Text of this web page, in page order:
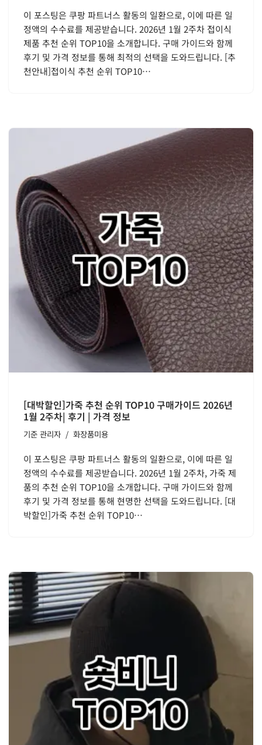
이 포스팅은 쿠팡 파트너스 활동의 일환으로, 이에 따른 일
정액의 수수료를 제공받습니다. 2026년 1월 2주차 접이식
제품 추천 순위 TOP10을 소개합니다. 구매 가이드와 함께
후기 및 가격 정보를 통해 최적의 선택을 도와드립니다. [추
천안내]접이식 추천 순위 TOP10…
[대박할인]가죽 추천 순위 TOP10 구매가이드 2026년
1월 2주차| 후기 | 가격 정보
기준 관리자 화장품미용
이 포스팅은 쿠팡 파트너스 활동의 일환으로, 이에 따른 일
정액의 수수료를 제공받습니다. 2026년 1월 2주차, 가죽 제
품의 추천 순위 TOP10을 소개합니다. 구매 가이드와 함께
후기 및 가격 정보를 통해 현명한 선택을 도와드립니다. [대
박할인]가죽 추천 순위 TOP10…